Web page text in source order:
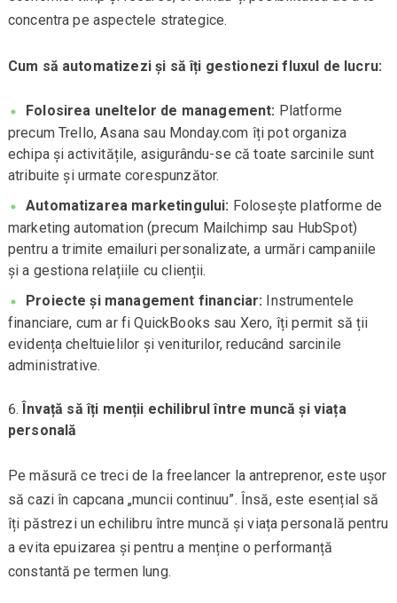
concentra pe aspectele strategice.
Cum să automatizezi și să îți gestionezi fluxul de lucru:
Folosirea uneltelor de management: Platforme
precum Trello, Asana sau Monday.com îți pot organiza
echipa și activitățile, asigurându-se că toate sarcinile sunt
atribuite și urmate corespunzător.
Automatizarea marketingului: Folosește platforme de
marketing automation (precum Mailchimp sau HubSpot)
pentru a trimite emailuri personalizate, a urmări campaniile
și a gestiona relațiile cu clienții.
Proiecte și management financiar: Instrumentele
financiare, cum ar fi QuickBooks sau Xero, îți permit să ții
evidența cheltuielilor și veniturilor, reducând sarcinile
administrative.
Învață să îți menții echilibrul între muncă și viața
personală
Pe măsură ce treci de la freelancer la antreprenor, este ușor
să cazi în capcana „muncii continuu”. Însă, este esențial să
îți păstrezi un echilibru între muncă și viața personală pentru
a evita epuizarea și pentru a menține o performanță
constantă pe termen lung.